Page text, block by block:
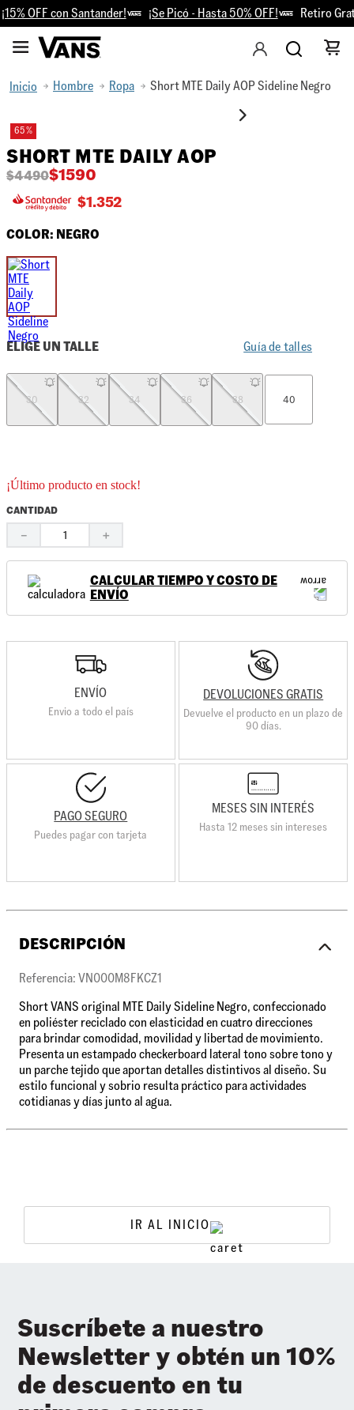
OFF con Santander! ¡Se Picó - Hasta 50% OFF! Retiro
Hombre Ropa Short MTE Daily AOP Sideline Negro
65 %
SHORT MTE DAILY AOP
$1590
$4490
$1.352
COLOR: NEGRO
ELIGE UN TALLE Guía de talles
30 32 34 36 38 40
¡Último producto en stock!
CANTIDAD
＋
－
CALCULAR TIEMPO Y COSTO DE
ENVÍO
ENVÍO
Envio a todo el país
DEVOLUCIONES GRATIS
Devuelve el producto en un plazo de
90 días.
PAGO SEGURO
Puedes pagar con tarjeta
MESES SIN INTERÉS
Hasta 12 meses sin intereses
DESCRIPCIÓN
Referencia: VN000M8FKCZ1
Short VANS original MTE Daily Sideline Negro, confeccionado
en poliéster reciclado con elasticidad en cuatro direcciones
para brindar comodidad, movilidad y libertad de movimiento.
Presenta un estampado checkerboard lateral tono sobre tono y
un parche tejido que aportan detalles distintivos al diseño. Su
estilo funcional y sobrio resulta práctico para actividades
cotidianas y días junto al agua.
IR AL INICIO
Suscríbete a nuestro
Newsletter y obtén un 10%
de descuento en tu